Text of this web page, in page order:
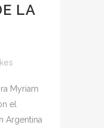
LA
Myriam
el
Argentina